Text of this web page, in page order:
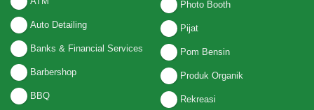
Auto Detailing
Banks & Financial Services
Barbershop
BBQ
Photo Booth
Pijat
Pom Bensin
Produk Organik
Rekreasi